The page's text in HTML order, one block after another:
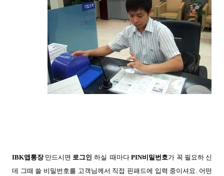
IBK앱통장만드시면 로그인 하실 때마다PIN비밀번호가 꼭 필요하신
데 그때 쓸 비밀번호를 고객 님께서 직접 핀패드에 입력 중이셔요. 어떤